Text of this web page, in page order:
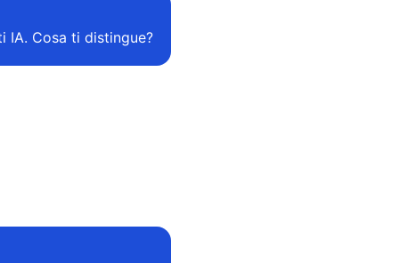
IA. Cosa ti distingue?